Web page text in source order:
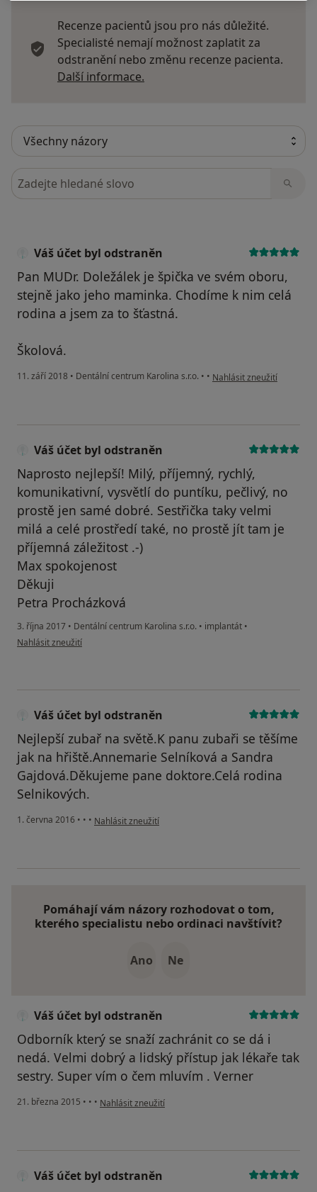
Recenze pacientů jsou pro nás důležité.
Specialisté nemají možnost zaplatit za
odstranění nebo změnu recenze pacienta.
Další informace.
Hledejte v názorech
Váš účet byl odstraněn
Pan MUDr. Doležálek je špička ve svém oboru,
stejně jako jeho maminka. Chodíme k nim celá
rodina a jsem za to šťastná.
Školová.
11. září 2018 • Dentální centrum Karolina s.r.o. • • podle názoru uživatele
Nahlásit zneužití
Váš účet byl odstraněn
Naprosto nejlepší! Milý, příjemný, rychlý,
komunikativní, vysvětlí do puntíku, pečlivý, no
prostě jen samé dobré. Sestřička taky velmi
milá a celé prostředí také, no prostě jít tam je
příjemná záležitost .-)
Max spokojenost
Děkuji
Petra Procházková
3. října 2017 • Dentální centrum Karolina s.r.o. • implantát •
podle názoru uživatele Váš účet byl odstraněn
Nahlásit zneužití
Váš účet byl odstraněn
Nejlepší zubař na světě.K panu zubaři se těšíme
jak na hřiště.Annemarie Selníková a Sandra
Gajdová.Děkujeme pane doktore.Celá rodina
Selnikových.
1. června 2016 • • • podle názoru uživatele Váš účet byl odstraněn
Nahlásit zneužití
Pomáhají vám názory rozhodovat o tom,
kterého specialistu nebo ordinaci navštívit?
Ano Ne
Váš účet byl odstraněn
Odborník který se snaží zachránit co se dá i
nedá. Velmi dobrý a lidský přístup jak lékaře tak
sestry. Super vím o čem mluvím . Verner
21. března 2015 • • • podle názoru uživatele Váš účet byl odstraněn
Nahlásit zneužití
Váš účet byl odstraněn